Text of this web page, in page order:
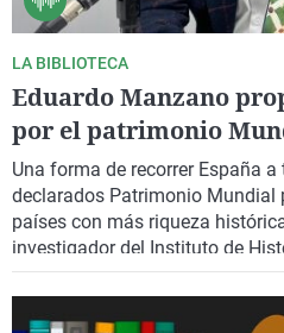
LA BIBLIOTECA
Eduardo Manzano
por el patrimonio
natural de España
Una forma de recorrer España
declarados Patrimonio Mundial
países con más riqueza
investigador del Instituto de
Manzano traza una ruta de
Una historia a través del